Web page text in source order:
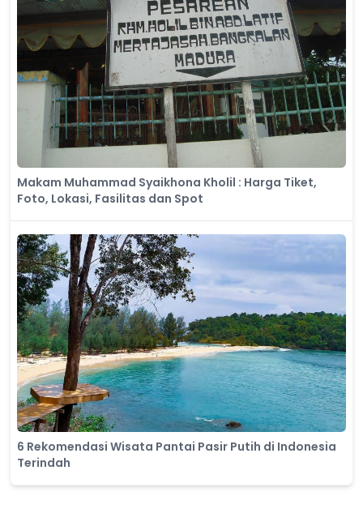
Makam Muhammad Syaikhona Kholil : Harga Tiket,
Foto, Lokasi, Fasilitas dan Spot
6 Rekomendasi Wisata Pantai Pasir Putih di Indonesia
Terindah